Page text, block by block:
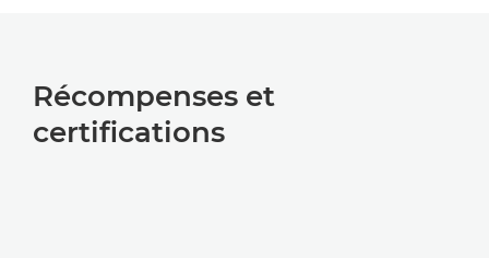
Récompenses et
certifications